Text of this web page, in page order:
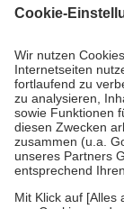
Grundsätzlich
höchstens zehn
Kosten der
Diese Regeln
Bei Heilmitteln
Zuzahlung zehn
Verordnung.
Um das
stärken und die
fallenkeine